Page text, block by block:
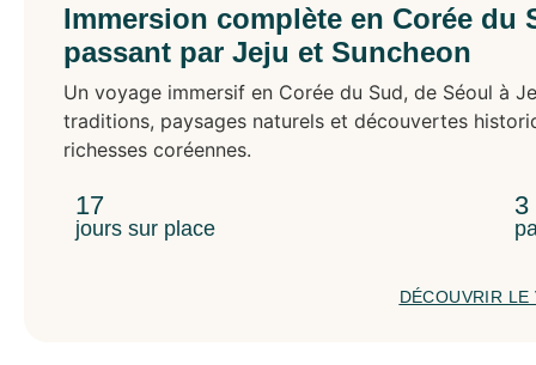
Immersion complète en Corée du
passant par Jeju et Suncheon
Un voyage immersif en Corée du Sud, de Séoul à
traditions, paysages naturels et découvertes
richesses coréennes.
17
jours sur place
DÉCOUVRIR LE